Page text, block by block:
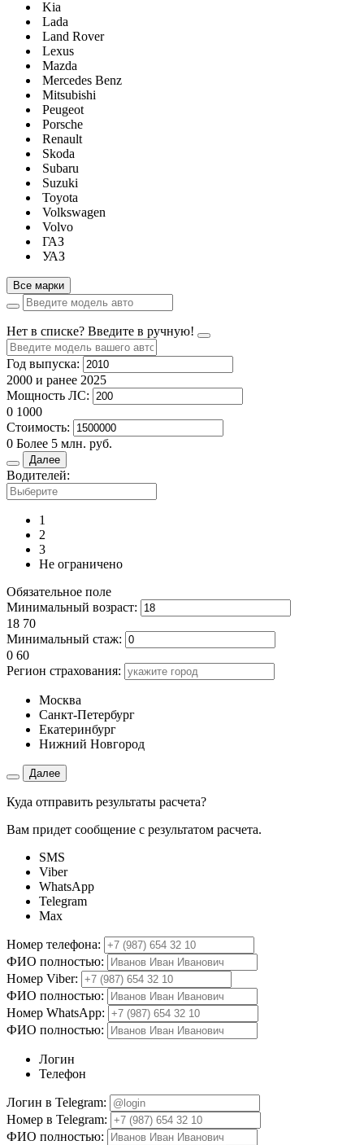
Kia
Lada
Land Rover
Lexus
Mazda
Mercedes Benz
Mitsubishi
Peugeot
Porsche
Renault
Skoda
Subaru
Suzuki
Toyota
Volkswagen
Volvo
ГАЗ
УАЗ
Все марки
Нет в списке? Введите в ручную!
Год выпуска:
2000 и ранее 2025
Мощность ЛС:
0 1000
Стоимость:
0 Более 5 млн. руб.
Далее
Водителей:
1
2
3
Не ограничено
Обязательное поле
Минимальный возраст:
18 70
Минимальный стаж:
0 60
Регион страхования:
Москва
Санкт-Петербург
Екатеринбург
Нижний Новгород
Далее
Куда отправить результаты расчета?
Вам придет сообщение с результатом расчета.
SMS
Viber
WhatsApp
Telegram
Max
Номер телефона:
ФИО полностью:
Номер Viber:
ФИО полностью:
Номер WhatsApp:
ФИО полностью:
Логин
Телефон
Логин в Telegram:
Номер в Telegram:
ФИО полностью: